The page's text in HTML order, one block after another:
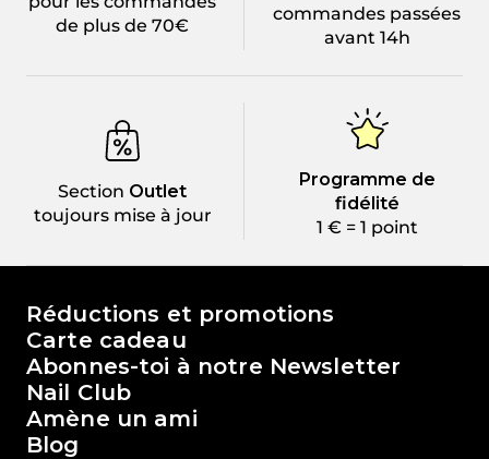
de plus de 70€
commandes passées
avant 14h
Section Outlet
toujours mise à jour
Programme de
fidélité
1 € = 1 point
Le monde de Passione Beauty
Réductions et promotions
Carte cadeau
Abonnes-toi à notre Newsletter
Nail Club
Amène un ami
Blog